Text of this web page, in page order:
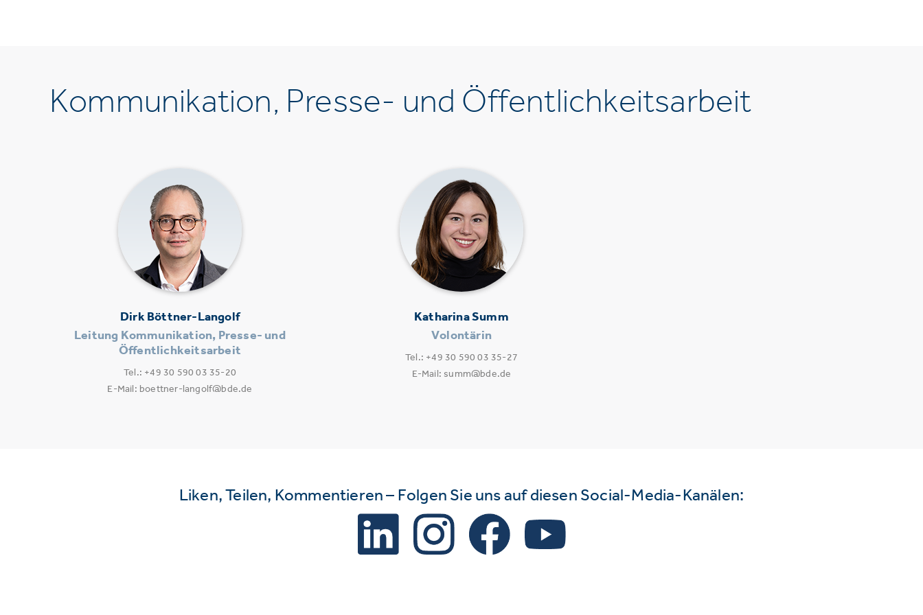
Kommunikation, Presse- und Öffentlichkeitsarbeit
Dirk Böttner-Langolf
Leitung Kommunikation, Presse- und
Öffentlichkeitsarbeit
Tel.: +49 30 590 03 35-20
E-Mail: boettner-langolf@bde.de
Katharina Summ
Volontärin
Tel.: +49 30 590 03 35-27
E-Mail: summ@bde.de
Liken, Teilen, Kommentieren – Folgen Sie uns auf diesen Social-Media-Kanälen: